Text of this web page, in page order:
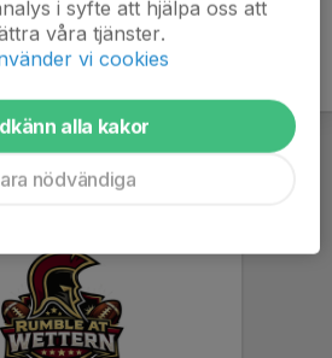
i syfte att hjälpa oss att
våra tjänster.
vi cookies
alla kakor
nödvändiga